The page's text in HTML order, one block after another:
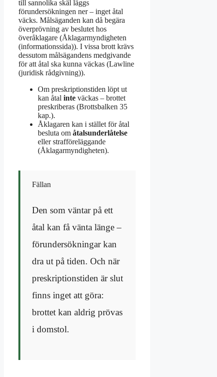
till sannolika skäl läggs
förundersökningen ner – inget åtal
väcks. Målsäganden kan då begära
överprövning av beslutet hos
överåklagare (Åklagarmyndigheten
(informationssida)). I vissa brott krävs
dessutom målsägandens medgivande
för att åtal ska kunna väckas (Lawline
(juridisk rådgivning)).
Om preskriptionstiden löpt ut
kan åtal inte väckas – brottet
preskriberas (Brottsbalken 35
kap.).
Åklagaren kan i stället för åtal
besluta om åtalsunderlåtelse
eller strafföreläggande
(Åklagarmyndigheten).
Fällan
Den som väntar på ett
åtal kan få vänta länge –
förundersökningar kan
dra ut på tiden. Och när
preskriptionstiden är slut
finns inget att göra:
brottet kan aldrig prövas
i domstol.